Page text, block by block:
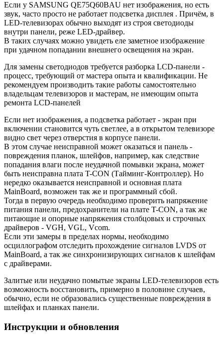
Если у SAMSUNG QE75Q60BAU нет изображения, но есть
звук, часто просто не работает подсветка дисплея . Причём, в
LED-телевизорах обычно выходят из строя светодиоды
внутри панели, реже LED-драйвер.
В таких случаях можно увидеть еле заметное изображение
при удачном попадании внешнего освещения на экран.
Для замены светодиодов требуется разборка LCD-панели -
процесс, требующий от мастера опыта и квалификации. Не
рекомендуем производить такие работы самостоятельно
владельцам телевизоров и мастерам, не имеющим опыта
ремонта LCD-панелей
Если нет изображения, а подсветка работает - экран при
включении становится чуть светлее, а в открытом телевизоре
видно свет через отверстия в корпусе панели.
В этом случае неисправной может оказаться и панель -
повреждения планок, шлейфов, например, как следствие
попадания влаги после неудачной помывки экрана, может
быть неисправна плата T-CON (Тайминг-Контроллер). Но
нередко оказывается неисправной и основная плата
MainBoard, возможен так же и программный сбой.
Тогда в первую очередь необходимо проверить напряжение
питания панели, предохранители на плате T-CON, а так же
питающие и опорные напряжения столбцовых и строчных
драйверов - VGH, VGL, Vcom.
Если эти замеры в пределах нормы, необходимо
осциллографом отследить прохождение сигналов LVDS от
MainBoard, а так же синхронизирующих сигналов к шлейфам
с драйверами.
Залитые или неудачно помытые экраны LED-телевизоров есть
возможность восстановить, примерно в половине случаев,
обычно, если не образовались существенные повреждения в
шлейфах и планках панели.
Инструкции и обновления